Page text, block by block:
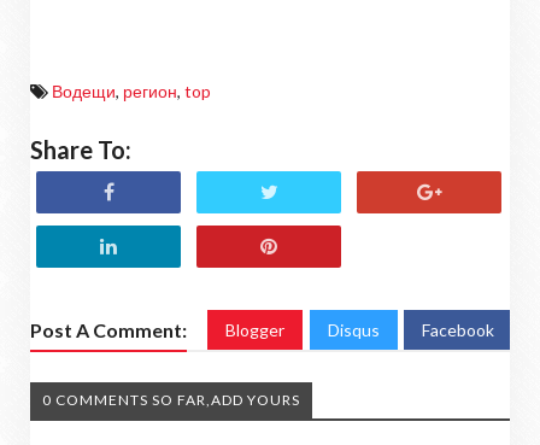
Водещи, регион, top
Share To:
Post A Comment: Blogger Disqus Facebook
0 COMMENTS SO FAR,ADD YOURS